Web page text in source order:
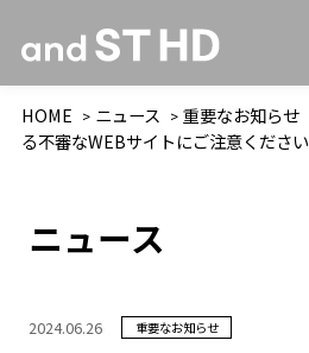
HOME ニュース 重要なお知らせ
る不審なWEBサイトにご注意ください
ニュース
2024.06.26 重要なお知らせ